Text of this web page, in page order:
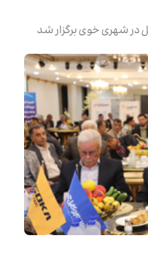
شهری خوی برگزار شد